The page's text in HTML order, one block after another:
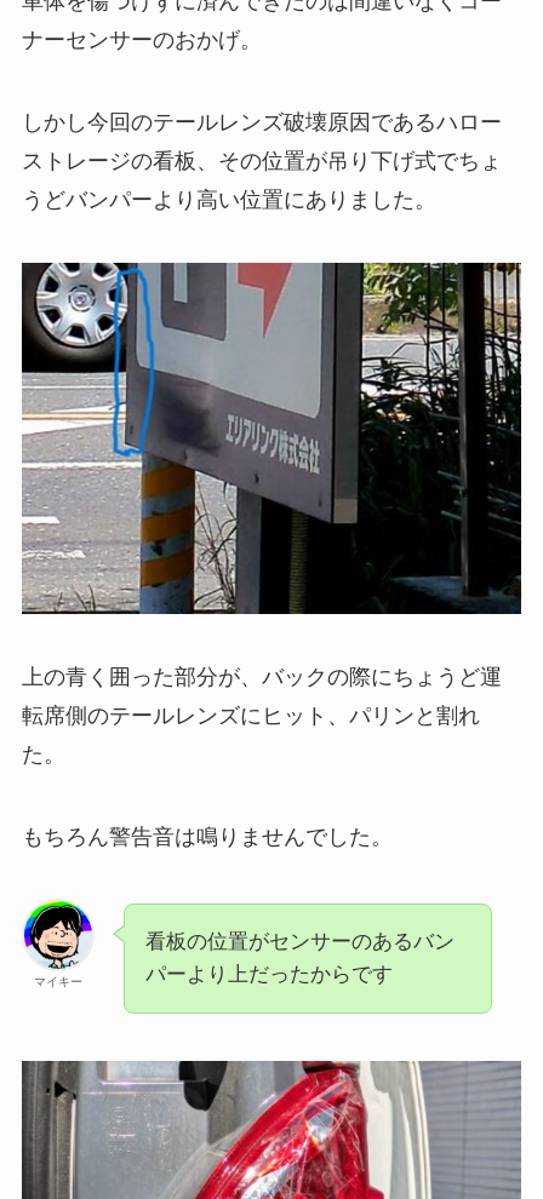
ナーセンサーのおかげ。
しかし今回のテールレンズ破壊原因であるハロー
ストレージの看板、その位置が吊り下げ式でちょ
うどバンパーより高い位置にありました。
上の青く囲った部分が、バックの際にちょうど運
転席側のテールレンズにヒット、パリンと割れ
た。
もちろん警告音は鳴りませんでした。
マイキー
看板の位置がセンサーのあるバン
パーより上だったからです